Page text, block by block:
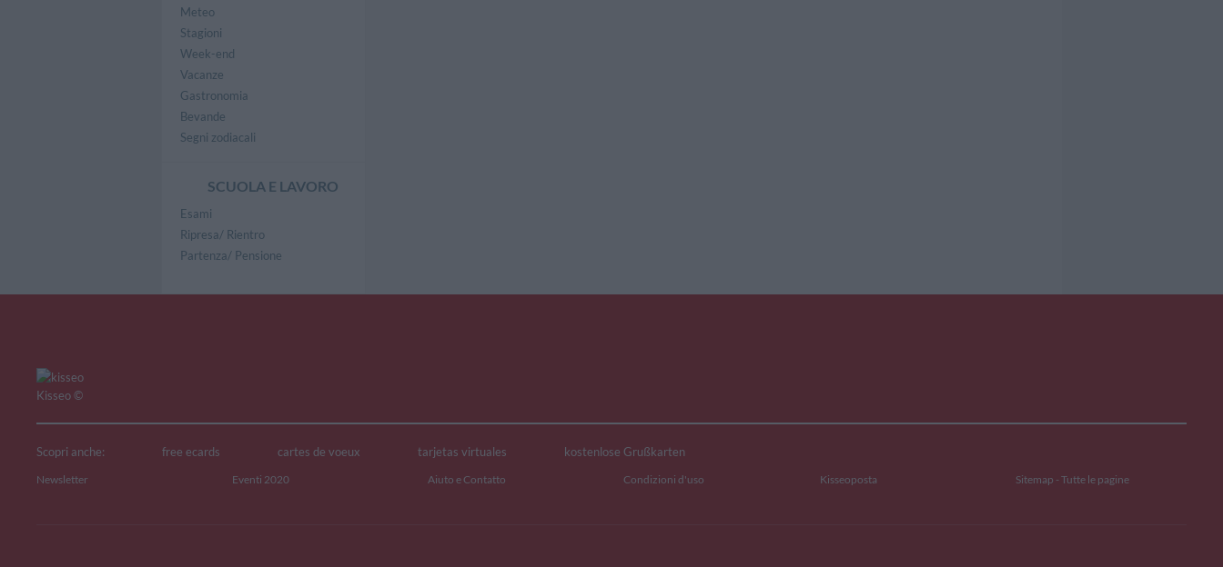
Meteo
Stagioni
Week-end
Vacanze
Gastronomia
Bevande
Segni zodiacali
SCUOLA E LAVORO
Esami
Ripresa/ Rientro
Partenza/ Pensione
Kisseo©
Scopri anche: free ecards cartes de voeux tarjetas virtuales kostenlose Grußkarten
Newsletter Eventi 2020 Aiuto e Contatto Condizioni d'uso Kisseoposta Sitemap - Tutte le pagine